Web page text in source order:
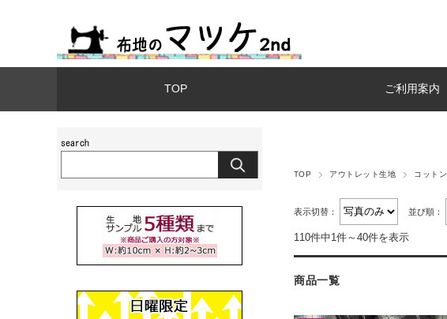
TOP ご利用案内
TOP アウトレット生地 コットン
表示切替： 並び順：
110件中1件～40件を表示
商品一覧